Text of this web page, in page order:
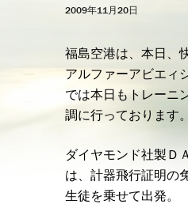
2009年11月20日
福島空港は、本日、
アルファーアビエィ
では本日もトレーニ
調に行っております。
ダイヤモンド社製Ｄ
は、計器飛行証明の
生徒を乗せて出発。